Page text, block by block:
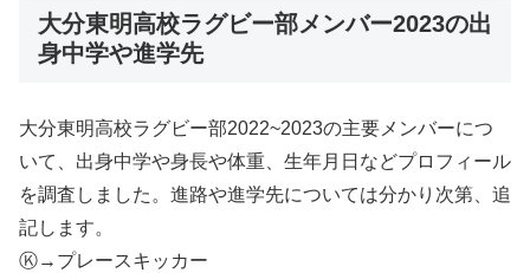
大分東明高校ラグビー部メンバー2023の出
身中学や進学先
大分東明高校ラグビー部2022~2023の主要メンバーにつ
いて、出身中学や身長や体重、生年月日などプロフィール
を調査しました。進路や進学先については分かり次第、追
記します。
Ⓚ→プレースキッカー